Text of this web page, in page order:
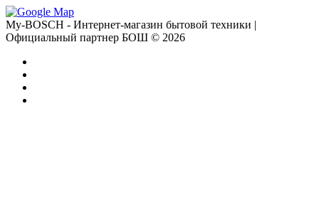
My-BOSCH - Интернет-магазин бытовой техники |
Официальный партнер БОШ © 2026